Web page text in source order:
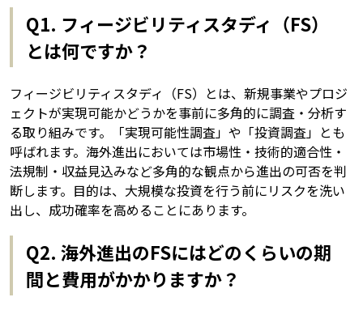
Q1. フィージビリティスタディ（FS）
とは何ですか？
フィージビリティスタディ（FS）とは、新規事業やプロジ
ェクトが実現可能かどうかを事前に多角的に調査・分析す
る取り組みです。「実現可能性調査」や「投資調査」とも
呼ばれます。海外進出においては市場性・技術的適合性・
法規制・収益見込みなど多角的な観点から進出の可否を判
断します。目的は、大規模な投資を行う前にリスクを洗い
出し、成功確率を高めることにあります。
Q2. 海外進出のFSにはどのくらいの期
間と費用がかかりますか？